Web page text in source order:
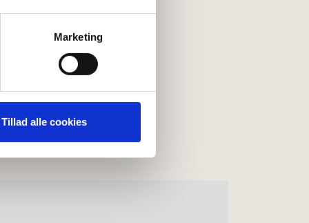
og til at analysere
for sociale medier,
Marketing
Tillad alle cookies